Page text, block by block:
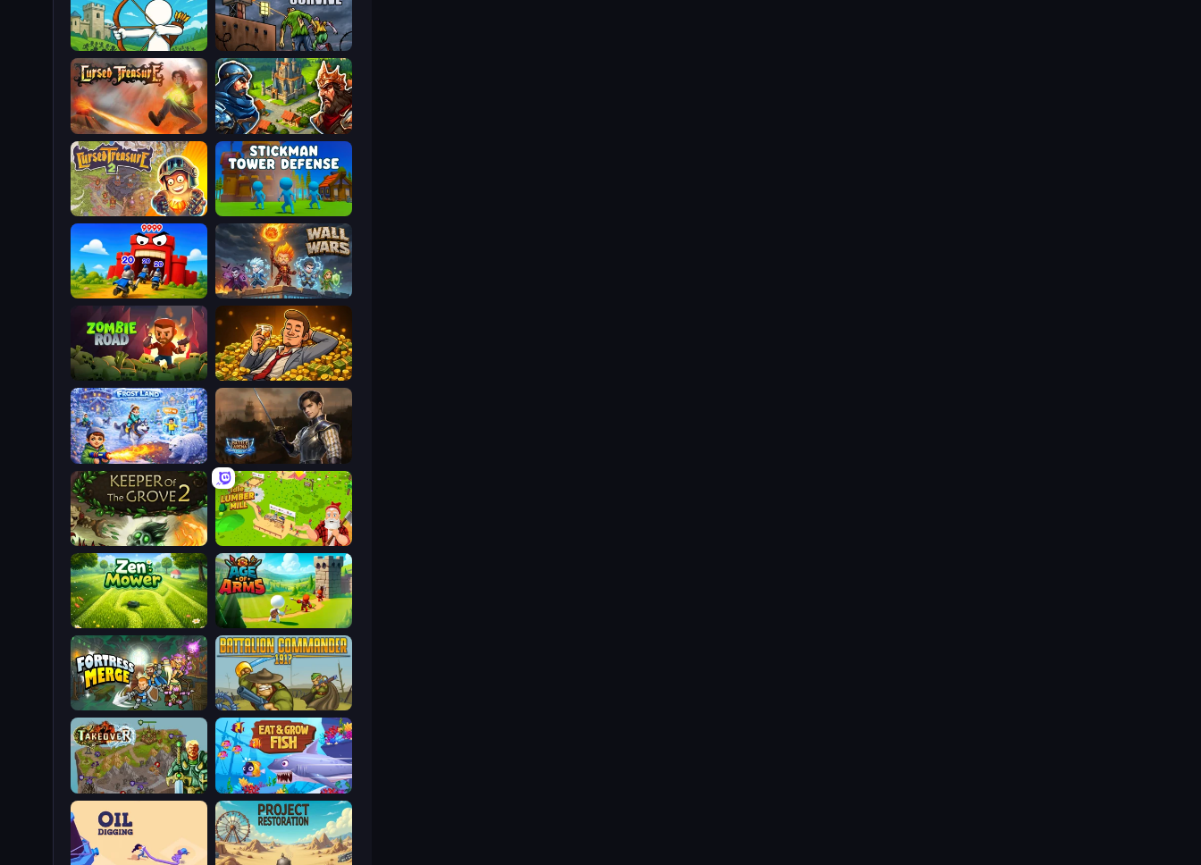
We Not Survive
Last Archer
Your Majesty - Build & Conquer
Cursed Treasure
Cursed Treasure 2
Wall Wars
TimeWarriors
Idle Billionaire Tycoon
Zombie Road
Battle Arena
Frost Land - Snow Survival
Idle Lumber Mill
Keeper of the Grove 2
Age Of Arms
Zen Mower
Battalion Commander 1917
Fortress Merge
Eat & Grow Fish
Takeover